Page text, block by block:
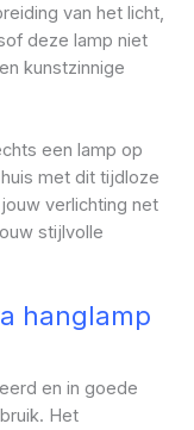
van het licht,
deze lamp niet
kunstzinnige
een lamp op
met dit tijdloze
verlichting net
stijlvolle
hanglamp
en in goede
Het